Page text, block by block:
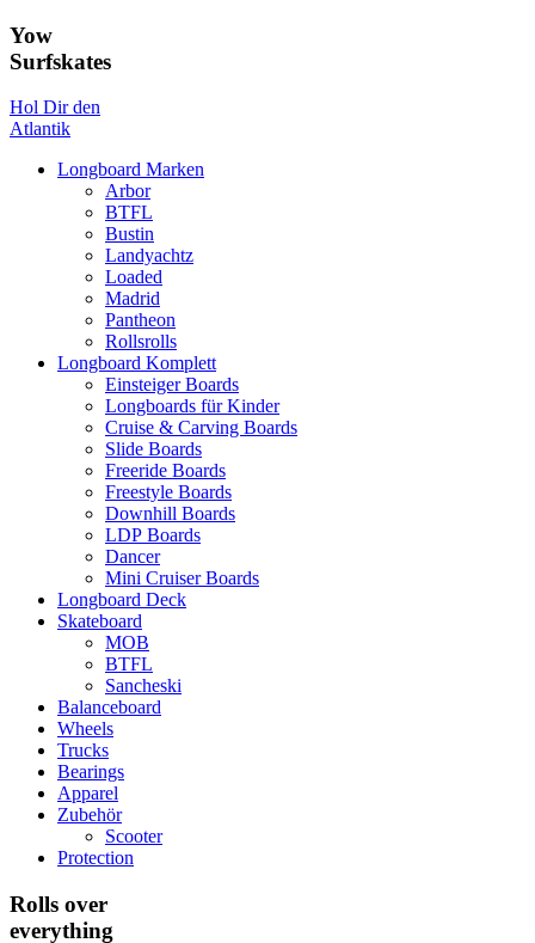
Yow
Surfskates
Hol Dir den
Atlantik
Longboard Marken
Arbor
BTFL
Bustin
Landyachtz
Loaded
Madrid
Pantheon
Rollsrolls
Longboard Komplett
Einsteiger Boards
Longboards für Kinder
Cruise & Carving Boards
Slide Boards
Freeride Boards
Freestyle Boards
Downhill Boards
LDP Boards
Dancer
Mini Cruiser Boards
Longboard Deck
Skateboard
MOB
BTFL
Sancheski
Balanceboard
Wheels
Trucks
Bearings
Apparel
Zubehör
Scooter
Protection
Rolls over
everything